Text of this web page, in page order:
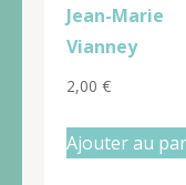
Jean-Marie
Vianney
2,00 €
Ajouter au